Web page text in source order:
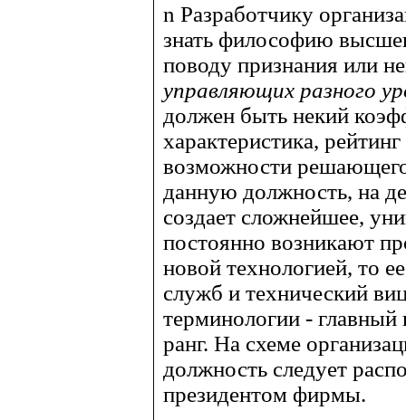
n Разработчику
знать философию
поводу признания или
управляющих разного
должен быть некий
характеристика,
возможности
данную должность, на
создает сложнейшее,
постоянно возникают
новой технологией, то
служб и технический
терминологии -
ранг. На схеме
должность следует
президентом фирмы.